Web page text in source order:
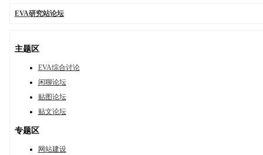
EVA研究站论坛
主题区
EVA综合讨论
闲聊论坛
贴图论坛
贴文论坛
专题区
网站建设